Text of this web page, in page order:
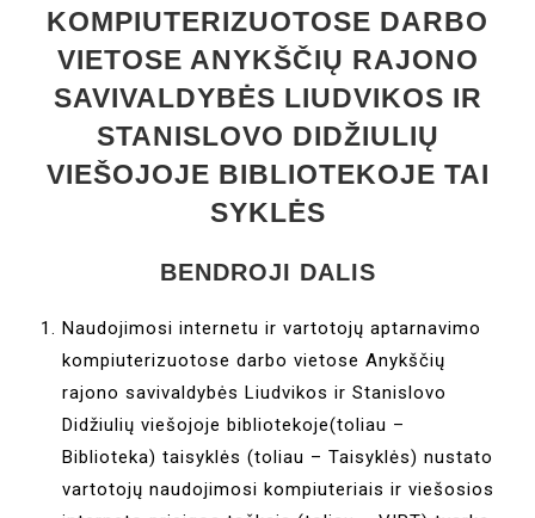
KOMPIUTERIZUOTOSE DARBO
VIETOSE ANYKŠČIŲ RAJONO
SAVIVALDYBĖS LIUDVIKOS IR
STANISLOVO DIDŽIULIŲ
VIEŠOJOJE BIBLIOTEKOJE TAI
SYKLĖS
BENDROJI DALIS
Naudojimosi internetu ir vartotojų aptarnavimo
kompiuterizuotose darbo vietose Anykščių
rajono savivaldybės Liudvikos ir Stanislovo
Didžiulių viešojoje bibliotekoje(toliau –
Biblioteka) taisyklės (toliau – Taisyklės) nustato
vartotojų naudojimosi kompiuteriais ir viešosios